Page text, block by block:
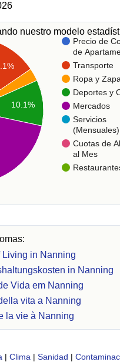
nuestro modelo
Precio de
de
Transporte
Ropa y
Deportes y
Mercados
Servicios
(Mensuales)
Cuotas de
al Mes
10.1%
Living in Nanning
in Nanning
Vida em Nanning
vita a Nanning
la vie à Nanning
| Clima | Sanidad |